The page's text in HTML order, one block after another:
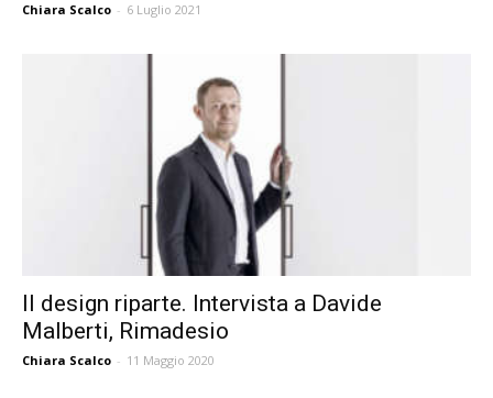
Chiara Scalco - 6 Luglio 2021
Il design riparte. Intervista a Davide
Malberti, Rimadesio
Chiara Scalco - 11 Maggio 2020